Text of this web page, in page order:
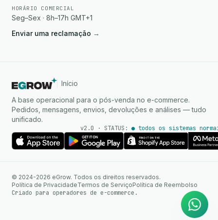
HORÁRIO COMERCIAL
Seg–Sex · 8h–17h GMT+1
Enviar uma reclamação →
Início
A base operacional para o pós-venda no e-commerce.
Pedidos, mensagens, envios, devoluções e análises — tudo
unificado.
v2.0 · STATUS: ● todos os sistemas
© 2024-2026 eGrow. Todos os direitos reservados.
Política de PrivacidadeTermos de ServiçoPolítica de Reembolso
Criado para operadores de e-commerce.
WhatsApp